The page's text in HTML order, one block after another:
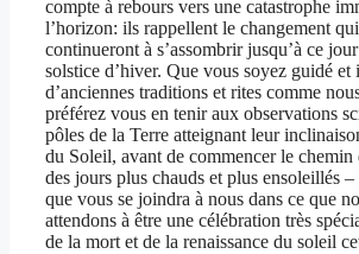
compte à rebours vers une catastrophe
l’horizon: ils rappellent le changement
continueront à s’assombrir jusqu’à ce
solstice d’hiver. Que vous soyez guidé et
d’anciennes traditions et rites comme
préférez vous en tenir aux observations
pôles de la Terre atteignant leur
du Soleil, avant de commencer le chemin
des jours plus chauds et plus ensoleillés –
que vous se joindra à nous dans ce que
attendons à être une célébration très
de la mort et de la renaissance du soleil